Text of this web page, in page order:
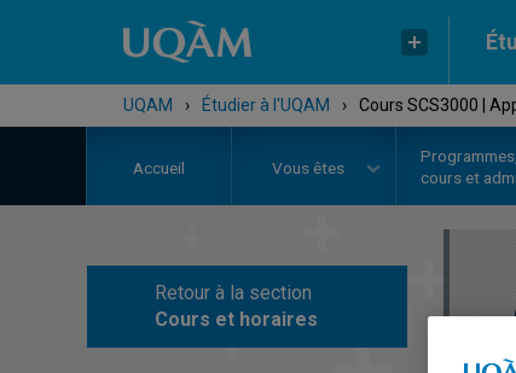
UQAM › Étudier à l'UQAM › Cours SCS3000 |
Accueil Vous êtes
Programmes,
cours et
Retour à la section
Cours et horaires